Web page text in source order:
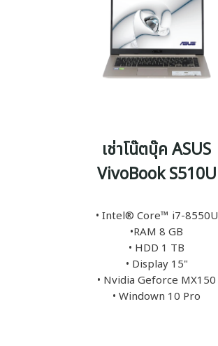
เช่าโน๊ตบุ๊ค ASUS
VivoBook S510U
• Intel® Core™ i7-8550U
•RAM 8 GB
• HDD 1 TB
• Display 15"
• Nvidia Geforce MX150
• Windown 10 Pro